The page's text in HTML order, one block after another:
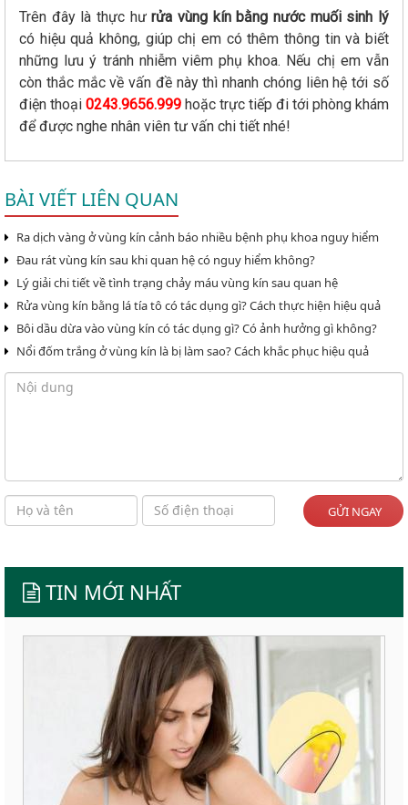
Trên đây là thực hưrửa vùng kín bằng nước muối sinh lý
có hiệu quả không, giúp chị em có thêm thông tin và biết
những lưu ý tránh nhiễm viêm phụ khoa. Nếu chị em vẫn
còn thắc mắc về vấn đề này thì nhanh chóng liên hệ tới số
điện thoại 0243.9656.999 hoặc trực tiếp đi tới phòng khám
để được nghe nhân viên tư vấn chi tiết nhé!
BÀI VIẾT LIÊN QUAN
Ra dịch vàng ở vùng kín cảnh báo nhiều bệnh phụ khoa nguy hiểm
Đau rát vùng kín sau khi quan hệ có nguy hiểm không?
Lý giải chi tiết về tình trạng chảy máu vùng kín sau quan hệ
Rửa vùng kín bằng lá tía tô có tác dụng gì? Cách thực hiện hiệu quả
Bôi dầu dừa vào vùng kín có tác dụng gì? Có ảnh hưởng gì không?
Nổi đốm trắng ở vùng kín là bị làm sao? Cách khắc phục hiệu quả
GỬI NGAY
TIN MỚI NHẤT